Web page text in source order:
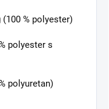
% polyester)
polyester s
polyuretan)